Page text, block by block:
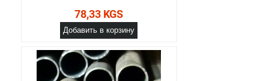
78,33 KGS
Добавить в корзину